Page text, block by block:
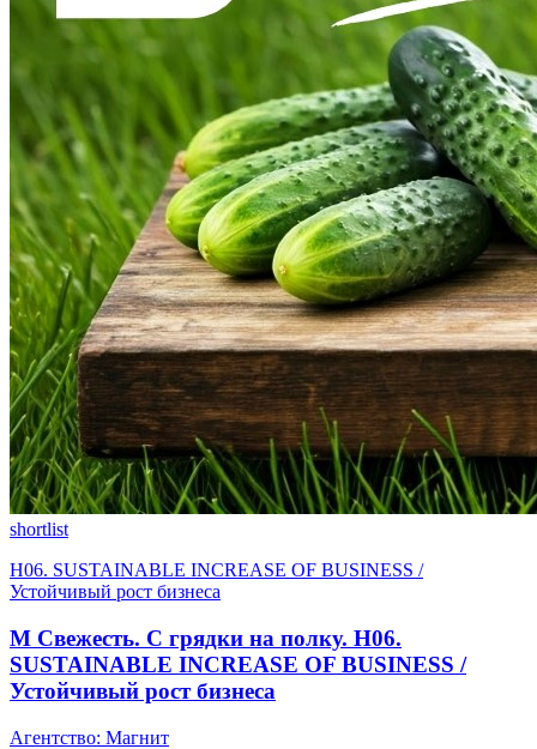
shortlist
H06. SUSTAINABLE INCREASE OF BUSINESS /
Устойчивый рост бизнеса
М Свежесть. С грядки на полку. H06.
SUSTAINABLE INCREASE OF BUSINESS /
Устойчивый рост бизнеса
Агентство: Магнит